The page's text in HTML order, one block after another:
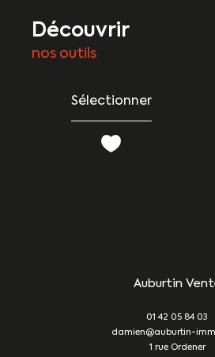
découvrir
nos outils
Sélectionner
Auburtin
01 42 05 84 03
damien@auburtin-
1 rue Ordener